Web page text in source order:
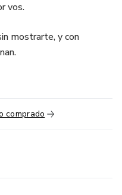
vos.
mostrarte, y con
comprado